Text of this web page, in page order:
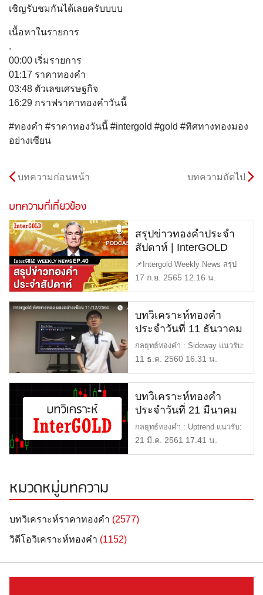
เชิญรับชมกันได้เลยครับบบบ
เนื้อหาในรายการ
.
00:00 เริ่มรายการ
01:17 ราคาทองคำ
03:48 ตัวเลขเศรษฐกิจ
16:29 กราฟราคาทองคำวันนี้
#ทองคำ #ราคาทองวันนี้ #intergold #gold #ทิศทางทองมอง
อย่างเซียน
บทความก่อนหน้า บทความถัดไป
บทความที่เกี่ยวข้อง
สรุปข่าวทองคำประจำ
สัปดาห์ | InterGOLD
WEEKLY NEWS EP.40
| ราคาทองวันนี้ | ราคา
ราคา
📌Intergold Weekly News สรุป
ข่าวทองคำ ประจำสัปดาห์ EP40
17 ก.ย. 2565 12.16 น.
บทวิเคราะห์ทองคำ
ประจำวันที่ 11 ธันวาคม
2560 (ช่วงเช้า)
กลยุทธ์ทองคำ : Sideway แนวรับ:
1245 แนวต้าน : 1250 ราคา […]
11 ธ.ค. 2560 16.31 น.
บทวิเคราะห์ทองคำ
ประจำวันที่ 21 มีนาคม
2561 (ช่วงบ่าย)
กลยุทธ์ทองคำ : Uptrend แนวรับ:
1313 หรือ 19420 แนวต้าน […]
21 มี.ค. 2561 17.41 น.
หมวดหมู่บทความ
บทวิเคราะห์ราคาทองคำ (2577)
วิดีโอวิเคราะห์ทองคำ (1152)